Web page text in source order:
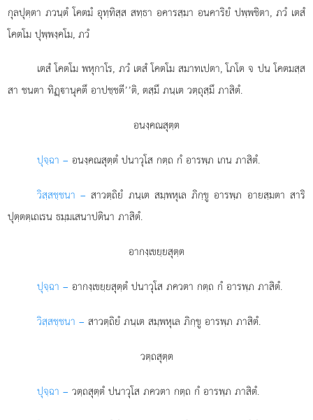
กุลปุตฺตา ภวนฺตํ โคตมํ อุทฺทิสฺส สทฺธา อคารสฺมา อนคาริยํ ปพฺพชิตา, ภวํ เตสํ
โคตโม ปุพฺพงฺคโม, ภวํ
เตสํโคตโม พหุกาโร, ภวํ เตสํ โคตโม สมาทเปตา, โภโต จ ปน โคตมสฺส
สา ชนตา ทิฏฺานุคตึ อาปชฺชตี’’ติ, ตสฺมึ ภนฺเต วตฺถุสฺมึ ภาสิตํ.
อนงฺคณสุตฺต
ปุจฺฉา – อนงฺคณสุตฺตํปนาวุโส กตฺถ กํ อารพฺภ เกน ภาสิตํ.
วิสฺสชฺชนา – สาวตฺถิยํ ภนฺเต สมฺพหุเล ภิกฺขู อารพฺภ อายสฺมตา สาริ
ปุตฺตตฺเถเรน ธมฺมเสนาปตินา ภาสิตํ.
อากงฺเขยฺยสุตฺต
ปุจฺฉา – อากงฺเขยฺยสุตฺตํ ปนาวุโส ภควตา กตฺถ กํ อารพฺภ ภาสิตํ.
วิสฺสชฺชนา – สาวตฺถิยํ ภนฺเต สมฺพหุเล ภิกฺขู อารพฺภ ภาสิตํ.
วตฺถสุตฺต
ปุจฺฉา – วตฺถสุตฺตํปนาวุโส ภควตา กตฺถ กํ อารพฺภ ภาสิตํ.